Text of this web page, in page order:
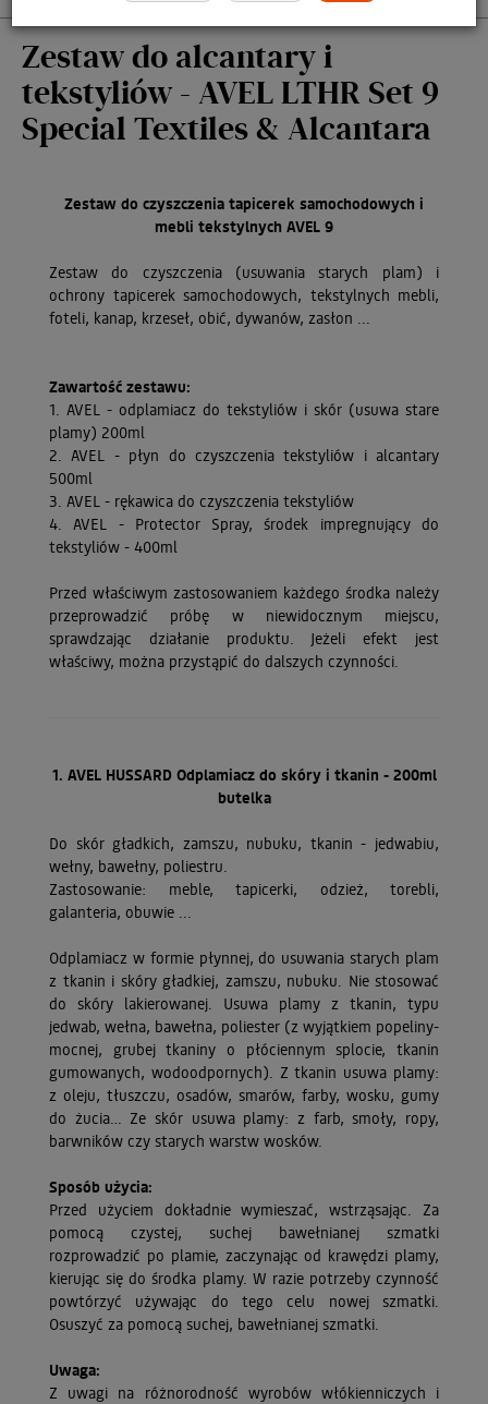
Zestaw do alcantary i
tekstyliów - AVEL LTHR Set 9
Special Textiles & Alcantara
Zestaw do czyszczenia tapicerek samochodowych i
mebli tekstylnych AVEL 9
Zestaw do czyszczenia (usuwania starych plam) i
ochrony tapicerek samochodowych, tekstylnych mebli,
foteli, kanap, krzeseł, obić, dywanów, zasłon ...
Zawartość zestawu:
1. AVEL - odplamiacz do tekstyliów i skór (usuwa stare
plamy) 200ml
2. AVEL - płyn do czyszczenia tekstyliów i alcantary
500ml
3. AVEL - rękawica do czyszczenia tekstyliów
4. AVEL - Protector Spray, środek impregnujący do
tekstyliów - 400ml
Przed właściwym zastosowaniem każdego środka należy
przeprowadzić próbę w niewidocznym miejscu,
sprawdzając działanie produktu. Jeżeli efekt jest
właściwy, można przystąpić do dalszych czynności.
1. AVEL HUSSARD Odplamiacz do skóry i tkanin - 200ml
butelka
Do skór gładkich, zamszu, nubuku, tkanin - jedwabiu,
wełny, bawełny, poliestru.
Zastosowanie: meble, tapicerki, odzież, torebli,
galanteria, obuwie ...
Odplamiacz w formie płynnej, do usuwania starych plam
z tkanin i skóry gładkiej, zamszu, nubuku. Nie stosować
do skóry lakierowanej. Usuwa plamy z tkanin, typu
jedwab, wełna, bawełna, poliester (z wyjątkiem popeliny-
mocnej, grubej tkaniny o płóciennym splocie, tkanin
gumowanych, wodoodpornych). Z tkanin usuwa plamy:
z oleju, tłuszczu, osadów, smarów, farby, wosku, gumy
do żucia… Ze skór usuwa plamy: z farb, smoły, ropy,
barwników czy starych warstw wosków.
Sposób użycia:
Przed użyciem dokładnie wymieszać, wstrząsając. Za
pomocą czystej, suchej bawełnianej szmatki
rozprowadzić po plamie, zaczynając od krawędzi plamy,
kierując się do środka plamy. W razie potrzeby czynność
powtórzyć używając do tego celu nowej szmatki.
Osuszyć za pomocą suchej, bawełnianej szmatki.
Uwaga:
Z uwagi na różnorodność wyrobów włókienniczych i